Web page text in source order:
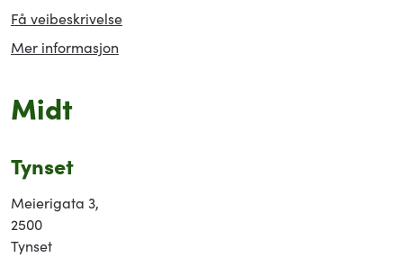
Få veibeskrivelse
Mer informasjon
Midt
Tynset
Meierigata 3,
2500
Tynset